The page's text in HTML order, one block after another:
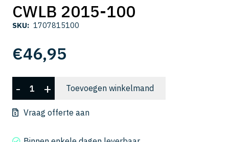
CWLB 2015-100
SKU: 1707815100
€46,95
CWLB
2015-
100
- + Toevoegen winkelmand
Vraag offerte aan